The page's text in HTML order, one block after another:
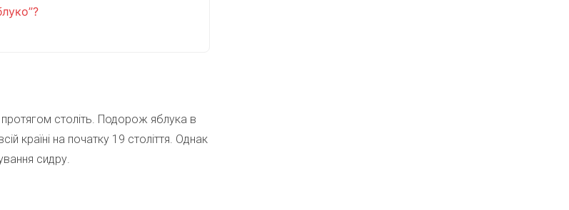
століть. Подорож яблука в
країні на початку 19 століття. Однак
сидру.